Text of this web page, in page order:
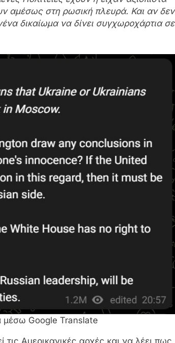
αμέσως στη ρωσική πλευρά. Και αν δεν
δικαίωμα να δίνει συγχωροχάρτια σε
μέσω Google Translate
Αμερικανικές αρχές και να λέει πως